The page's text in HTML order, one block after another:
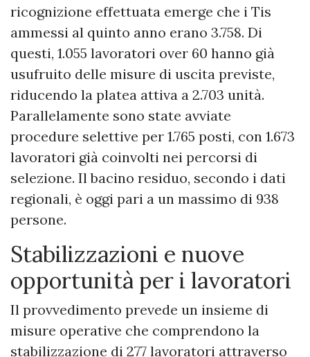
ricognizione effettuata emerge che i Tis
ammessi al quinto anno erano 3.758. Di
questi, 1.055 lavoratori over 60 hanno già
usufruito delle misure di uscita previste,
riducendo la platea attiva a 2.703 unità.
Parallelamente sono state avviate
procedure selettive per 1.765 posti, con 1.673
lavoratori già coinvolti nei percorsi di
selezione. Il bacino residuo, secondo i dati
regionali, è oggi pari a un massimo di 938
persone.
Stabilizzazioni e nuove
opportunità per i lavoratori
Il provvedimento prevede un insieme di
misure operative che comprendono la
stabilizzazione di 277 lavoratori attraverso